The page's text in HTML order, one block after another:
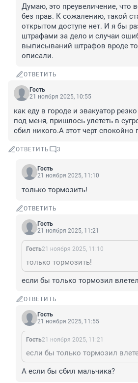
Думаю, это преувеличение, что
без прав. К сожалению, такой
открытом доступе нет. И я бы
штрафами за дело и случаи
выписываний штрафов вроде
описали.
ОТВЕТИТЬ
Гость
21 ноября 2025, 10:55
как еду в городе и эвакуатор
под меня, пришлось улететь в
сбил никого.А этот черт спокойно
ОТВЕТИТЬ 3
Гость
21 ноября 2025, 11:10
только тормозить!
ОТВЕТИТЬ
Гость
21 ноября 2025, 11:21
Гость21 ноября 2025, 11:10
только тормозить!
если бы только тормозил
ОТВЕТИТЬ
Гость
21 ноября 2025, 11:55
Гость21 ноября 2025, 11:21
если бы только тормозил
А если бы сбил мальчика?